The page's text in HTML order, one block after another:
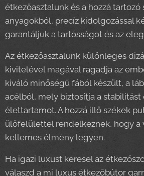
étkezőasztalunk és a hozzá
anyagokból, precíz kidolgozással
garantáljuk a tartósságot és az
Az étkezőasztalunk különleges
kivitelével magával ragadja az
kiváló minőségű fából készült, a
acélból, mely biztosítja a stabilitást
élettartamot. A hozzá illő székek
ülőfelülettel rendelkeznek, hogy a
kellemes élmény legyen.
Ha igazi luxust keresel az
válaszd a mi luxus étkezőbútor